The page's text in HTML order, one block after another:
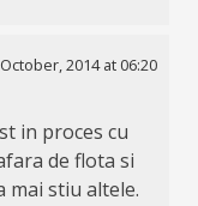
2014 at 06:20
in proces cu
de flota si
mai stiu altele.